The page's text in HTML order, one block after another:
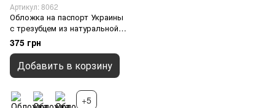
Артикул: 8062
Обложка на паспорт Украины
с трезубцем из натуральной
кожи "Crazy Hors", Синий
375 грн
Добавить в корзину
+5